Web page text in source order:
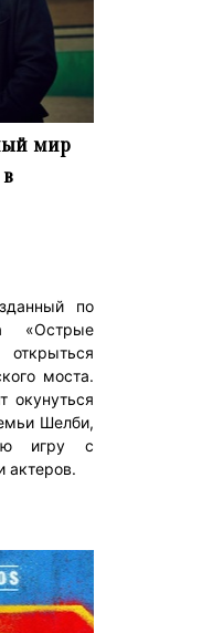
мир
по
«Острые
открыться
моста.
окунуться
Шелби,
игру с
актеров.